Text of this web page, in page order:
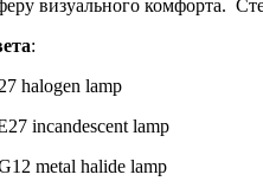
визуального комфорта.
:
halogen lamp
incandescent lamp
metal halide lamp